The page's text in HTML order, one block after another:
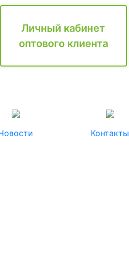
Личный кабинет
оптового клиента
Контакты